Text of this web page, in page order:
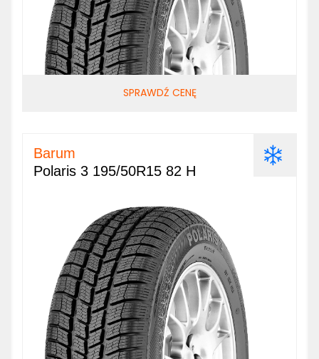
SPRAWDŹ CENĘ
Barum
Polaris 3 195/50R15 82 H